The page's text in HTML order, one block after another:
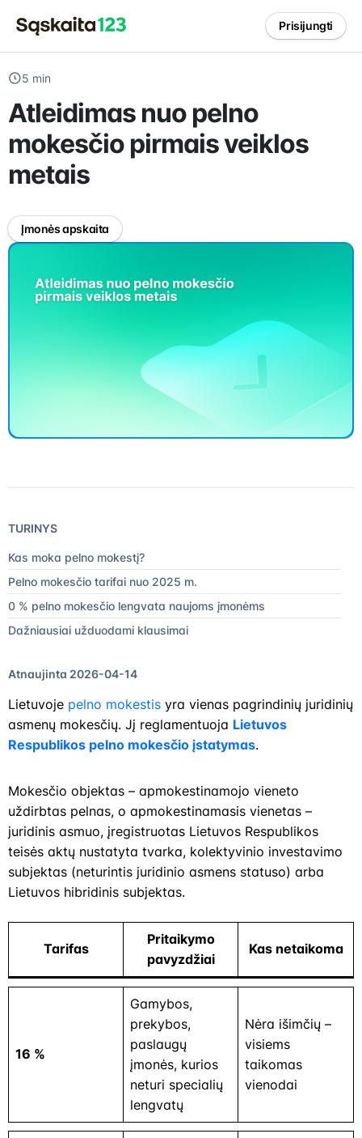
Prisijungti
5 min
Atleidimas nuo pelno
mokesčio pirmais veiklos
metais
Įmonės apskaita
TURINYS
Kas moka pelno mokestį?
Pelno mokesčio tarifai nuo 2025 m.
0 % pelno mokesčio lengvata naujoms įmonėms
Dažniausiai užduodami klausimai
Atnaujinta 2026-04-14
Lietuvoje pelno mokestis yra vienas pagrindinių juridinių
asmenų mokesčių. Jį reglamentuoja Lietuvos
Respublikos pelno mokesčio įstatymas.
Mokesčio objektas – apmokestinamojo vieneto
uždirbtas pelnas, o apmokestinamasis vienetas –
juridinis asmuo, įregistruotas Lietuvos Respublikos
teisės aktų nustatyta tvarka, kolektyvinio investavimo
subjektas (neturintis juridinio asmens statuso) arba
Lietuvos hibridinis subjektas.
Tarifas
Pritaikymo
pavyzdžiai
Kas netaikoma
16 %
Gamybos,
prekybos,
paslaugų
įmonės, kurios
neturi specialių
lengvatų
Nėra išimčių –
visiems
taikomas
vienodai